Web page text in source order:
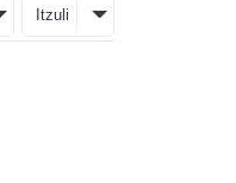
Itzuli